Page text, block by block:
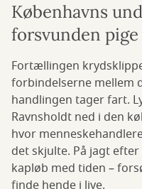
Københavns
forsvunden pige
Fortællingen
forbindelserne mellem
handlingen tager fart.
Ravnsholdt ned i den
hvor
det skjulte. På jagt
kapløb med tiden –
finde hende i live.